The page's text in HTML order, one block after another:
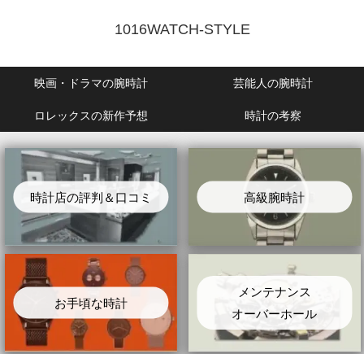
1016WATCH-STYLE
映画・ドラマの腕時計 芸能人の腕時計
ロレックスの新作予想 時計の考察
時計店の評判＆口コミ 高級腕時計
お手頃な時計
メンテナンス
オーバーホール